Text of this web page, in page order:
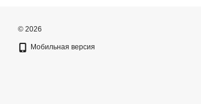
© 2026
Мобильная версия